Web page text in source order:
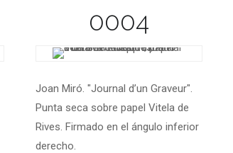
0004
Joan Miró. "Journal d’un Graveur".
Punta seca sobre papel Vitela de
Rives. Firmado en el ángulo inferior
derecho.